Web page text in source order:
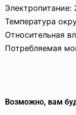
Электропитание:
Температура
Относительная
Потребляемая
Возможно, вам